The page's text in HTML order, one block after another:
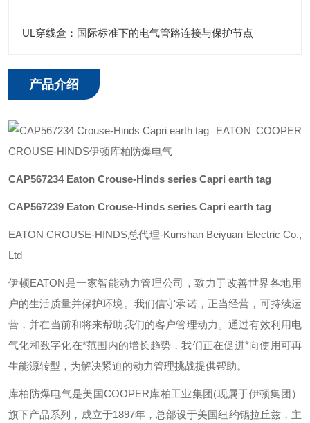
UL穿线盒：国际标准下的电气管路连接与保护节点
产品介绍
EATON COOPER
CROUSE-HINDS伊顿库柏防爆电气
CAP567234 Eaton Crouse-Hinds series Capri earth tag
CAP567239 Eaton Crouse-Hinds series Capri earth tag
EATON CROUSE-HINDS总代理-Kunshan Beiyuan Electric Co.,
Ltd
伊顿EATON是一家智能动力管理公司，致力于改善世界各地用
户的生活质量并保护环境。我们信守承诺，正当经营，可持续运
营，并在当前和将来帮助我们的客户管理动力。通过有效利用电
气化和数字化在*范围内的增长趋势，我们正在促进*向使用可再
生能源转型，为解决紧迫的动力管理挑战提供帮助。
库柏防爆电气是美国COOPER库柏工业集团(现属于伊顿集团）
旗下产品系列，成立于1897年，总部设于美国纽约锡拉丘兹，主